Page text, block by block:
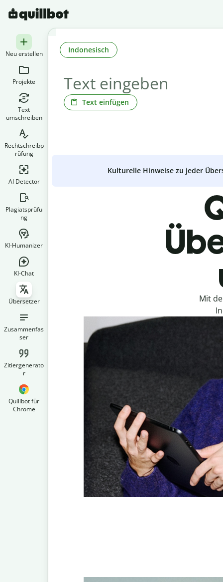
Neu erstellen
Projekte
Text
umschreiben
Rechtschreibp
rüfung
AI Detector
Plagiatsprüfu
ng
KI-Humanizer
KI-Chat
Übersetzer
Zusammenfas
ser
Zitiergenerato
r
Quillbot für
Chrome
Text einfügen
Indonesisch
Kulturelle Hinweise zu jeder
Mit